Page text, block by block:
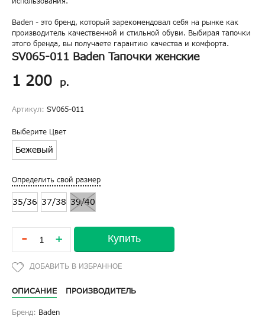
Baden - это бренд, который зарекомендовал себя на рынке как
производитель качественной и стильной обуви. Выбирая тапочки
этого бренда, вы получаете гарантию качества и комфорта.
SV065-011 Baden Тапочки женские
1 200 р.
Артикул: SV065-011
Выберите Цвет
Бежевый
Определить свой размер
35/36 37/38 39/40
- + Купить
ОПИСАНИЕ ПРОИЗВОДИТЕЛЬ
Бренд: Baden